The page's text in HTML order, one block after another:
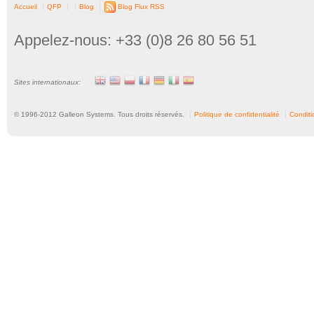
Accueil QFP Blog Blog Flux RSS
Appelez-nous: +33 (0)8 26 80 56 51
Sites internationaux:
© 1996-2012 Galleon Systems. Tous droits réservés. Politique de confidentialité